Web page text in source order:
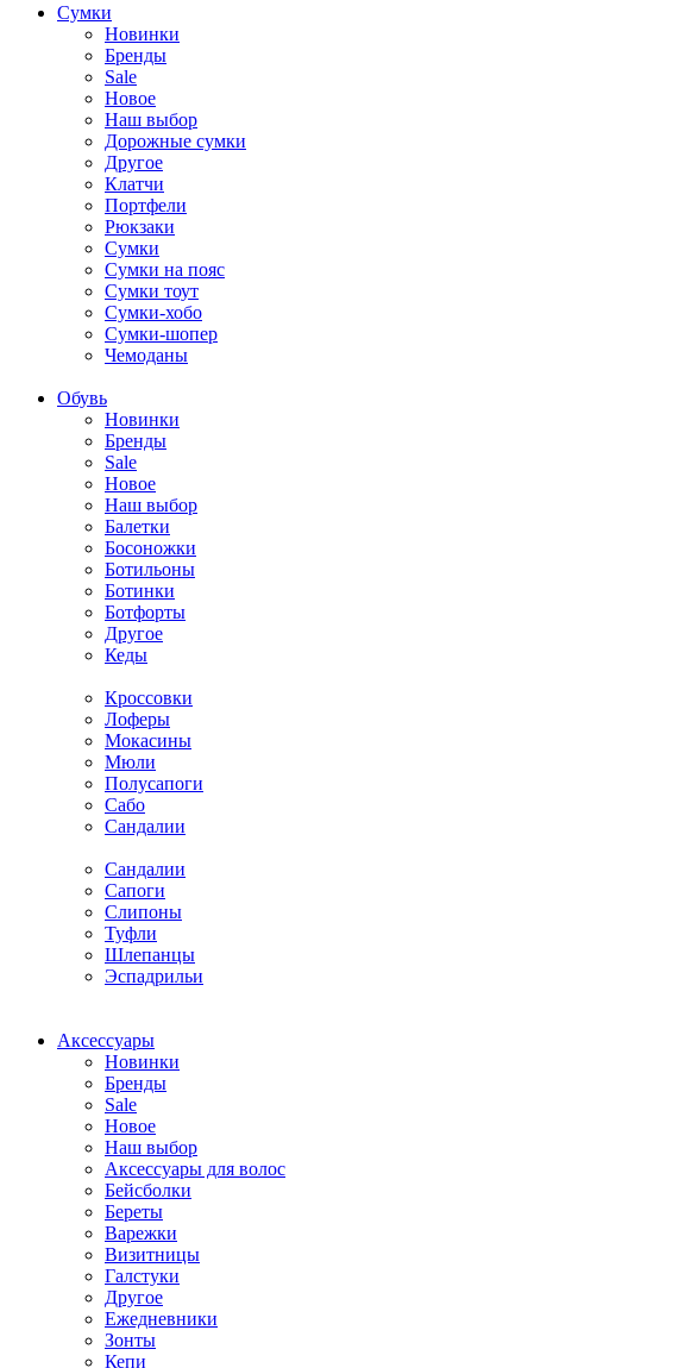
Cумки
Новинки
Бренды
Sale
Новое
Наш выбор
Дорожные сумки
Другое
Клатчи
Портфели
Рюкзаки
Сумки
Сумки на пояс
Сумки тоут
Сумки-хобо
Сумки-шопер
Чемоданы
Обувь
Новинки
Бренды
Sale
Новое
Наш выбор
Балетки
Босоножки
Ботильоны
Ботинки
Ботфорты
Другое
Кеды
Кроссовки
Лоферы
Мокасины
Мюли
Полусапоги
Сабо
Сандалии
Сандалии
Сапоги
Слипоны
Туфли
Шлепанцы
Эспадрильи
Аксессуары
Новинки
Бренды
Sale
Новое
Наш выбор
Аксессуары для волос
Бейсболки
Береты
Варежки
Визитницы
Галстуки
Другое
Ежедневники
Зонты
Кепи